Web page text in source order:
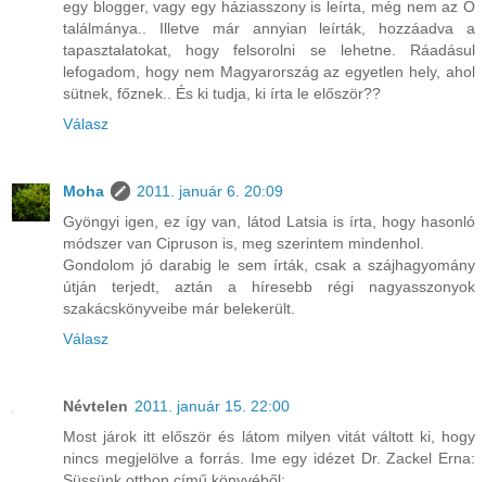
egy blogger, vagy egy háziasszony is leírta, még nem az Ő
találmánya.. Illetve már annyian leírták, hozzáadva a
tapasztalatokat, hogy felsorolni se lehetne. Ráadásul
lefogadom, hogy nem Magyarország az egyetlen hely, ahol
sütnek, főznek.. És ki tudja, ki írta le először??
Válasz
Moha
2011. január 6. 20:09
Gyöngyi igen, ez így van, látod Latsia is írta, hogy hasonló
módszer van Cipruson is, meg szerintem mindenhol.
Gondolom jó darabig le sem írták, csak a szájhagyomány
útján terjedt, aztán a híresebb régi nagyasszonyok
szakácskönyveibe már belekerült.
Válasz
Névtelen 2011. január 15. 22:00
Most járok itt először és látom milyen vitát váltott ki, hogy
nincs megjelölve a forrás. Ime egy idézet Dr. Zackel Erna: